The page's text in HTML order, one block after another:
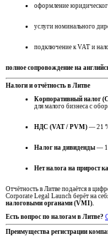
оформление
услуги номинального
подключение к VAT и
полное сопровождение на
Налоги и отчётность в Литве
Корпоративный налог
для малого бизнеса с
НДС (VAT / PVM) — 21
Налог на дивиденды —
Нет налога на прирост
Отчётность в Литве подаётся в
Corporate Legal Launch берёт на
налоговыми органами (VMI).
Есть вопрос по налогам в Литве?
Преимущества регистрации